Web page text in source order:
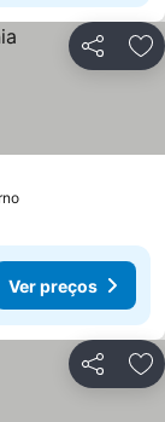
Partilhar
Ver preços
Partilhar